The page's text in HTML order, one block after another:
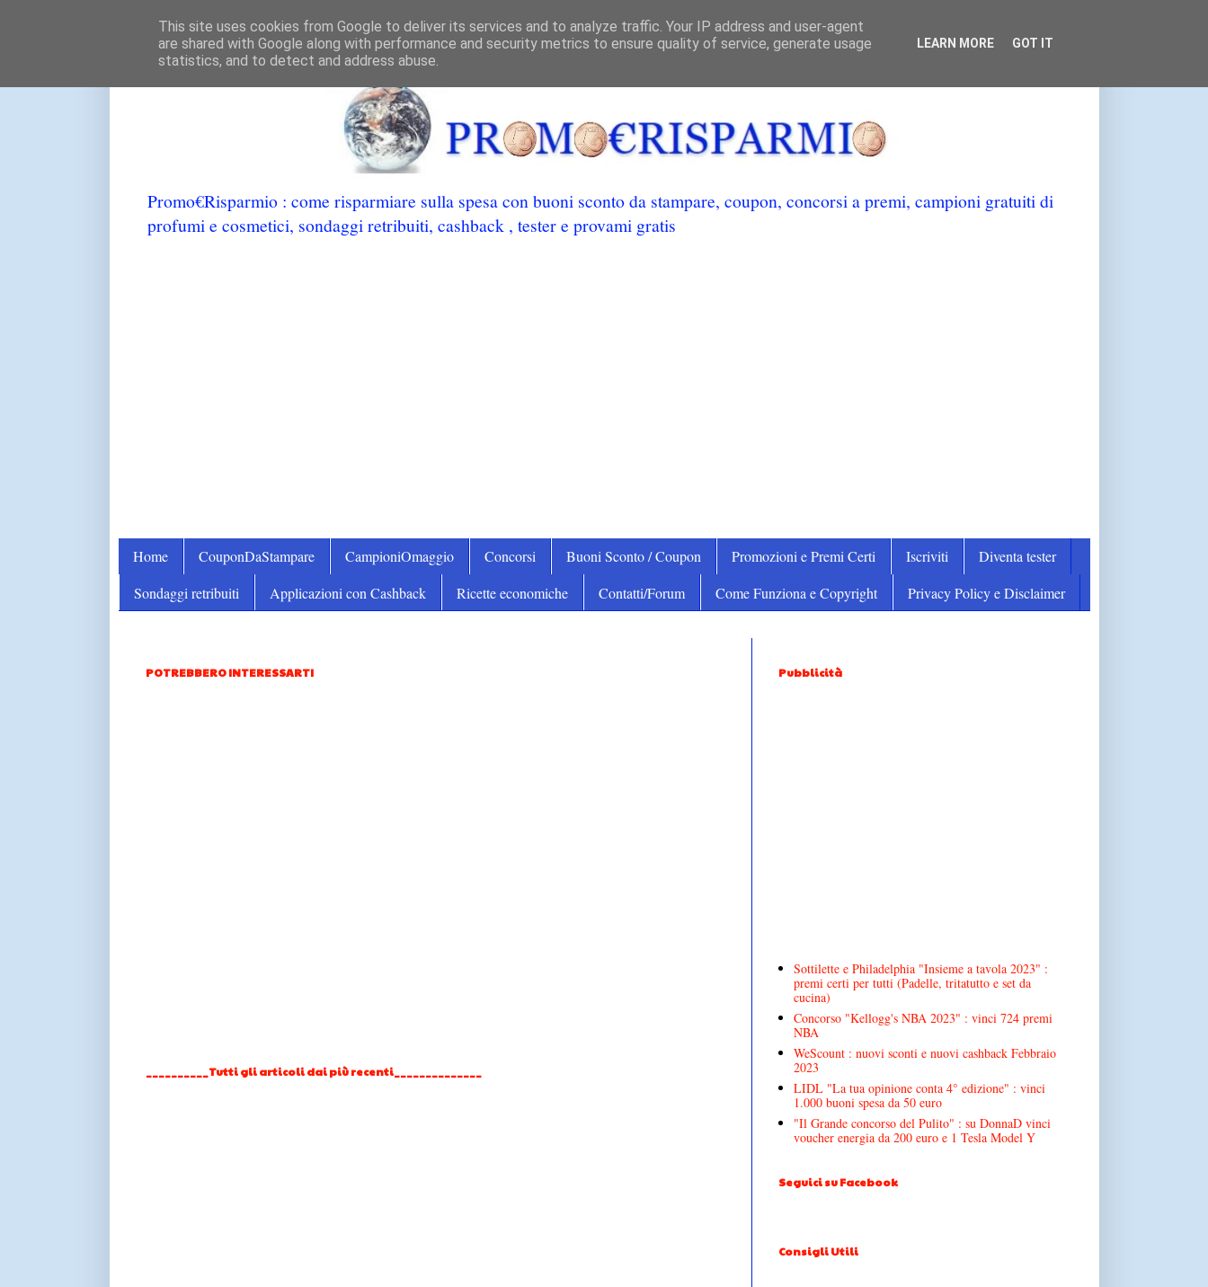
Promo€Risparmio : come risparmiare sulla spesa con buoni sconto da stampare, coupon, concorsi a premi, campioni gratuiti di
profumi e cosmetici, sondaggi retribuiti, cashback , tester e provami gratis
Home CouponDaStampare CampioniOmaggio Concorsi Buoni Sconto / Coupon Promozioni e Premi Certi Iscriviti
Diventa tester
Sondaggi retribuiti
Applicazioni con Cashback Ricette economiche Contatti/Forum Come Funziona e Copyright Privacy Policy e Disclaimer
POTREBBERO INTERESSARTI
__________Tutti gli articoli dai più recenti______________
Pubblicità
Sottilette e Philadelphia "Insieme a tavola 2023" :
premi certi per tutti (Padelle, tritatutto e set da
cucina)
Concorso "Kellogg's NBA 2023" : vinci 724 premi
NBA
WeScount : nuovi sconti e nuovi cashback Febbraio
2023
LIDL "La tua opinione conta 4° edizione" : vinci
1.000 buoni spesa da 50 euro
"Il Grande concorso del Pulito" : su DonnaD vinci
voucher energia da 200 euro e 1 Tesla Model Y
Seguici su Facebook
Consigli Utili
This site uses cookies from Google to deliver its services and to analyze traffic. Your IP address and user-agent
are shared with Google along with performance and security metrics to ensure quality of service, generate usage
statistics, and to detect and address abuse.
LEARN MORE GOT IT